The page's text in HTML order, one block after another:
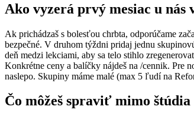
Ako vyzerá prvý mesiac u nás
Ak prichádzaš s bolesťou chrbta, odporúčame
bezpečné. V druhom týždni pridaj jednu
deň medzi lekciami, aby sa telo stihlo
Konkrétne ceny a balíčky nájdeš na /cennik. Pre
naslepo. Skupiny máme malé (max 5 ľudí na
Čo môžeš spraviť mimo